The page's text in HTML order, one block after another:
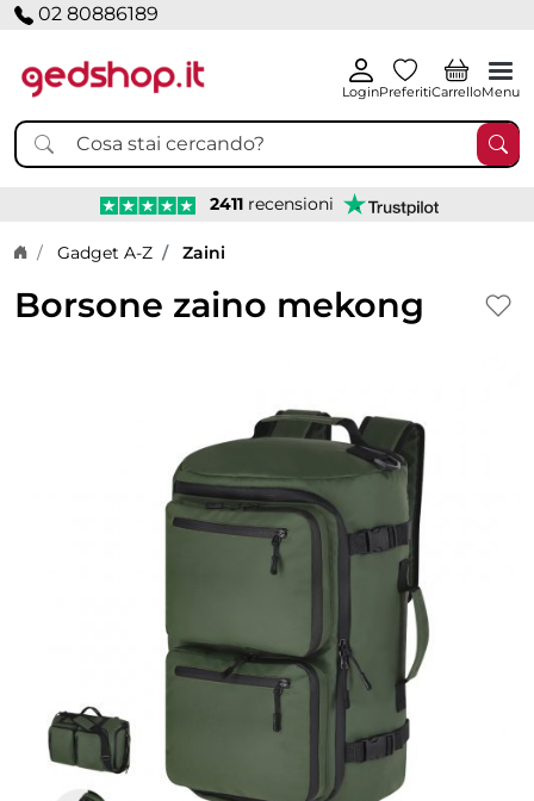
02 80886189
LoginPreferitiCarrelloMenu
2411 recensioni
Home page
Gadget A-Z Zaini
Borsone zaino mekong